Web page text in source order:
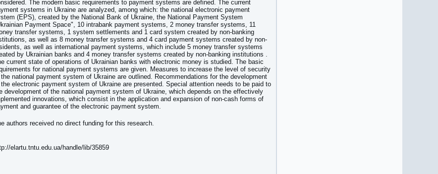
The modern basic requirements to payment systems are defined. The current
systems in Ukraine are analyzed, among which: the national electronic payment
(EPS), created by the National Bank of Ukraine, the National Payment System
Payment Space", 10 intrabank payment systems, 2 money transfer systems, 11
transfer systems, 1 system settlements and 1 card system created by non-banking
as well as 8 money transfer systems and 4 card payment systems created by non-
as well as international payment systems, which include 5 money transfer systems
by Ukrainian banks and 4 money transfer systems created by non-banking institutions .
current state of operations of Ukrainian banks with electronic money is studied. The basic
for national payment systems are given. Measures to increase the level of security
national payment system of Ukraine are outlined. Recommendations for the development
electronic payment system of Ukraine are presented. Special attention needs to be paid to
development of the national payment system of Ukraine, which depends on the effectively
innovations, which consist in the application and expansion of non-cash forms of
and guarantee of the electronic payment system.
authors received no direct funding for this research.
elartu.tntu.edu.ua/handle/lib/35859